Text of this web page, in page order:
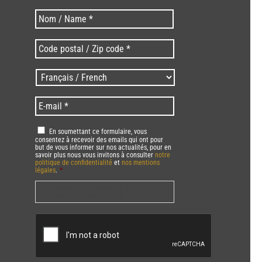
Nom * Last
Code
postal
/
Zip
* *
Langues
/
Language *
E-
mail *
RGPD *
En soumettant ce formulaire, vous
consentez à recevoir des emails qui ont pour
but de vous informer sur nos actualités, pour en
savoir plus nous vous invitons à consulternotre
politique de confidentialité etnos mentions
légales. *